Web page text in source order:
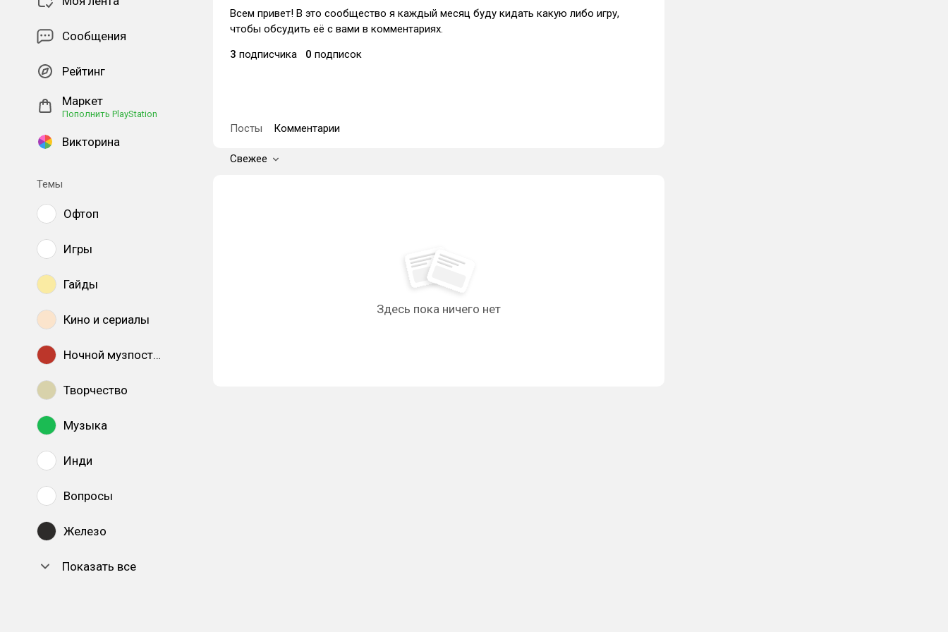
Сообщения
Рейтинг
Маркет
Пополнить PlayStation
Викторина
Темы
Офтоп
Игры
Гайды
Кино и сериалы
Ночной музпостинг
Творчество
Музыка
Инди
Вопросы
Железо
Показать все
Всем привет! В это сообщество я каждый месяц буду кидать какую либо игру,
чтобы обсудить её с вами в комментариях.
3 подписчика 0 подписок
Посты Комментарии
Свежее
Здесь пока ничего нет